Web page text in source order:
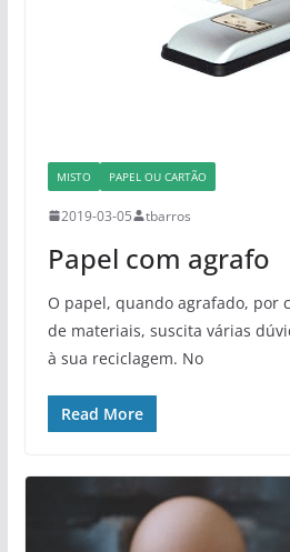
MISTO PAPEL OU CARTÃO
2019-03-05 tbarros
Papel com agrafo
O papel, quando agrafado, por
de materiais, suscita várias
à sua reciclagem. No
Read More